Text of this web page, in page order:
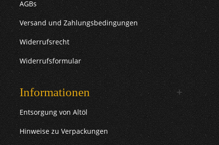
AGBs
Versand und Zahlungsbedingungen
Widerrufsrecht
Widerrufsformular
Informationen
Entsorgung von Altöl
Hinweise zu Verpackungen